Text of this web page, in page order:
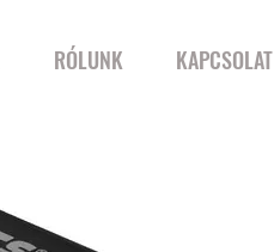
RÓLUNK KAPCSOLAT